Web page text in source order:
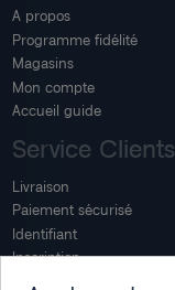
A propos
Programme fidélité
Magasins
Mon compte
Accueil guide
Service Clients
Livraison
Paiement sécurisé
Identifiant
Inscription